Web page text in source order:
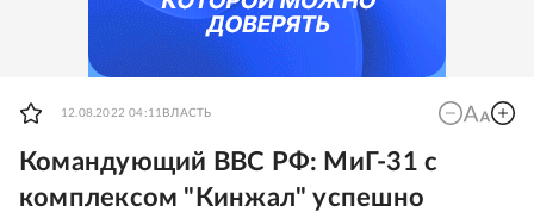
12.08.2022 04:11 ВЛАСТЬ
Командующий ВВС РФ: МиГ-31 с
комплексом "Кинжал" успешно